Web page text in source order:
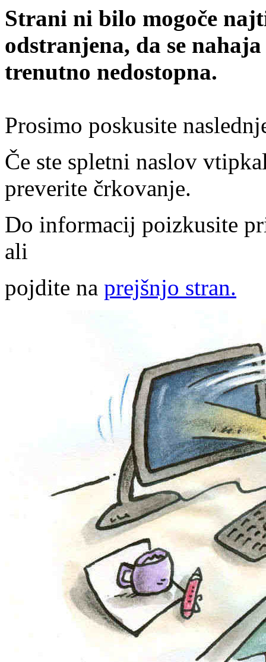
Strani ni bilo mogoče
odstranjena, da se
trenutno nedostopna.
Prosimo poskusite
Če ste spletni naslov
preverite črkovanje.
Do informacij poizkusite
ali
pojdite na prejšnjo stran.